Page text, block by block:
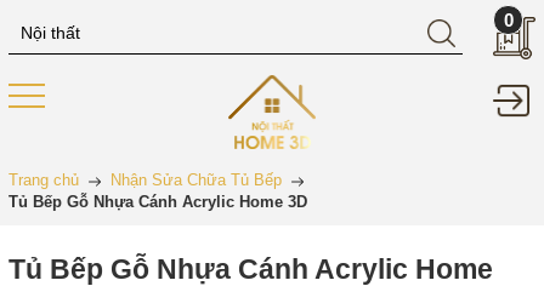
0
Trang chủ
Nhận Sửa Chữa Tủ Bếp
Tủ Bếp Gỗ Nhựa Cánh Acrylic Home 3D
Tủ Bếp Gỗ Nhựa Cánh Acrylic Home